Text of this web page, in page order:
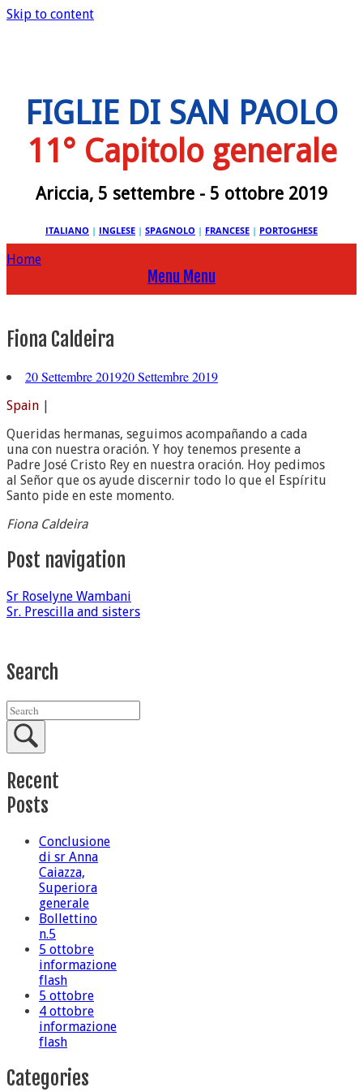
Skip to content
FIGLIE DI SAN PAOLO
11° Capitolo generale
Ariccia, 5 settembre - 5 ottobre 2019
ITALIANO | INGLESE | SPAGNOLO | FRANCESE | PORTOGHESE
Home
Menu Menu
Fiona Caldeira
20 Settembre 201920 Settembre 2019
Spain |
Queridas hermanas, seguimos acompañando a cada
una con nuestra oración. Y hoy tenemos presente a
Padre José Cristo Rey en nuestra oración. Hoy pedimos
al Señor que os ayude discernir todo lo que el Espíritu
Santo pide en este momento.
Fiona Caldeira
Post navigation
Sr Roselyne Wambani
Sr. Prescilla and sisters
Search
Recent
Posts
Conclusione
di sr Anna
Caiazza,
Superiora
generale
Bollettino
n.5
5 ottobre
informazione
flash
5 ottobre
4 ottobre
informazione
flash
Categories